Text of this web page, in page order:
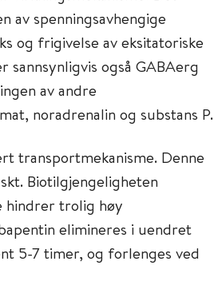
av spenningsavhengige
og frigivelse av eksitatoriske
også GABAerg
av andre
noradrenalin og substans P.
transportmekanisme. Denne
Biotilgjengeligheten
hindrer trolig høy
elimineres i uendret
5-7 timer, og forlenges ved